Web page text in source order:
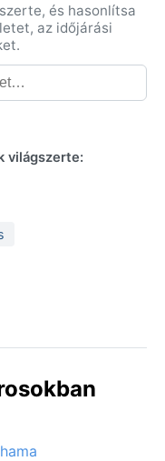
és hasonlítsa
az időjárási
világszerte: